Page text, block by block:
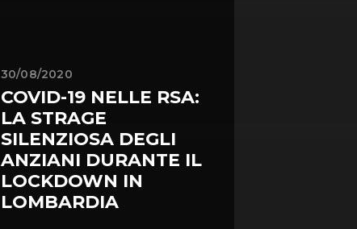
30/08/2020
COVID-19 NELLE RSA:
LA STRAGE
SILENZIOSA DEGLI
ANZIANI DURANTE IL
LOCKDOWN IN
LOMBARDIA